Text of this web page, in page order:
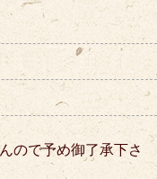
ので予め御了承下さ